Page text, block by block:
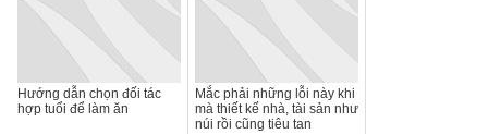
Hướng dẫn chọn đối tác
hợp tuổi để làm ăn
Mắc phải những lỗi này khi
mà thiết kế nhà, tài sản như
núi rồi cũng tiêu tan